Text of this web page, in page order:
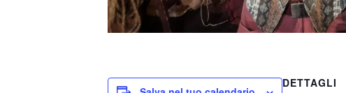
DETTAGLI